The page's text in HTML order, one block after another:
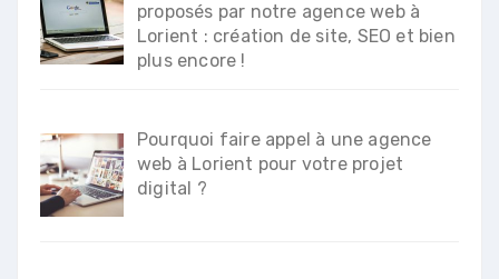
proposés par notre agence web à
Lorient : création de site, SEO et bien
plus encore !
Pourquoi faire appel à une agence
web à Lorient pour votre projet
digital ?